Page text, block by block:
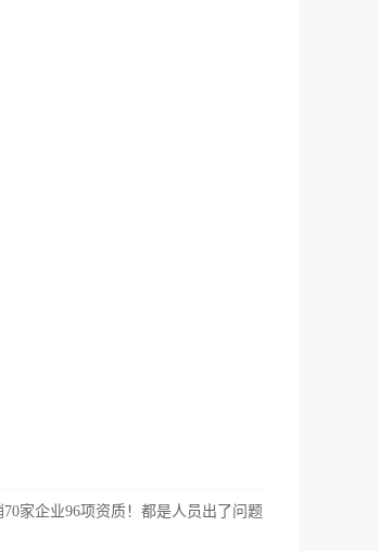
家企业96项资质！都是人员出了问题